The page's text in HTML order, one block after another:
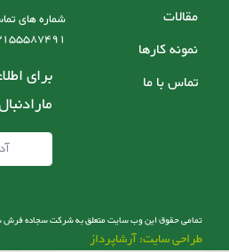
مقالات
نمونه کارها
تماس با ما
شماره های
برای
تمامی حقوق این وب سایت متعلق به شرکت سجاده فرش
طراحی سایت: آرشاپرداز